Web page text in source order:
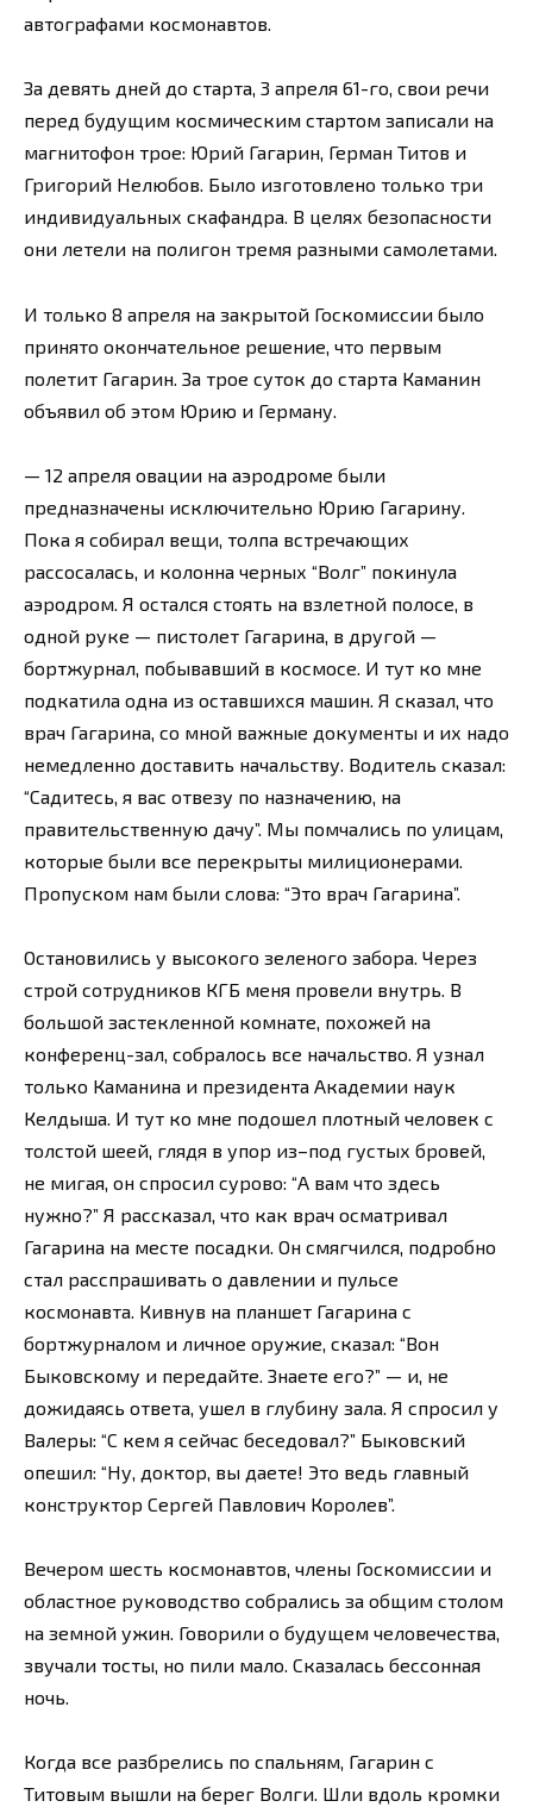
автографами космонавтов.
За девять дней до старта, 3 апреля 61-го, свои речи
перед будущим космическим стартом записали на
магнитофон трое: Юрий Гагарин, Герман Титов и
Григорий Нелюбов. Было изготовлено только три
индивидуальных скафандра. В целях безопасности
они летели на полигон тремя разными самолетами.
И только 8 апреля на закрытой Госкомиссии было
принято окончательное решение, что первым
полетит Гагарин. За трое суток до старта Каманин
объявил об этом Юрию и Герману.
— 12 апреля овации на аэродроме были
предназначены исключительно Юрию Гагарину.
Пока я собирал вещи, толпа встречающих
рассосалась, и колонна черных “Волг” покинула
аэродром. Я остался стоять на взлетной полосе, в
одной руке — пистолет Гагарина, в другой —
бортжурнал, побывавший в космосе. И тут ко мне
подкатила одна из оставшихся машин. Я сказал, что
врач Гагарина, со мной важные документы и их надо
немедленно доставить начальству. Водитель сказал:
“Садитесь, я вас отвезу по назначению, на
правительственную дачу”. Мы помчались по улицам,
которые были все перекрыты милиционерами.
Пропуском нам были слова: “Это врач Гагарина”.
Остановились у высокого зеленого забора. Через
строй сотрудников КГБ меня провели внутрь. В
большой застекленной комнате, похожей на
конференц-зал, собралось все начальство. Я узнал
только Каманина и президента Академии наук
Келдыша. И тут ко мне подошел плотный человек с
толстой шеей, глядя в упор из–под густых бровей,
не мигая, он спросил сурово: “А вам что здесь
нужно?” Я рассказал, что как врач осматривал
Гагарина на месте посадки. Он смягчился, подробно
стал расспрашивать о давлении и пульсе
космонавта. Кивнув на планшет Гагарина с
бортжурналом и личное оружие, сказал: “Вон
Быковскому и передайте. Знаете его?” — и, не
дожидаясь ответа, ушел в глубину зала. Я спросил у
Валеры: “С кем я сейчас беседовал?” Быковский
опешил: “Ну, доктор, вы даете! Это ведь главный
конструктор Сергей Павлович Королев”.
Вечером шесть космонавтов, члены Госкомиссии и
областное руководство собрались за общим столом
на земной ужин. Говорили о будущем человечества,
звучали тосты, но пили мало. Сказалась бессонная
ночь.
Когда все разбрелись по спальням, Гагарин с
Титовым вышли на берег Волги. Шли вдоль кромки